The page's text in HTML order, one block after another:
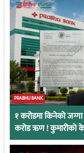
PRABHU BANK
१ करोडमा किनेको
करोड ऋण ! कुमारीको